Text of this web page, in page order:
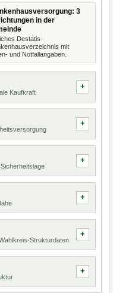
3
in der
Destatis-
mit
und Notfallangaben.
Kaufkraft
Strukturdaten